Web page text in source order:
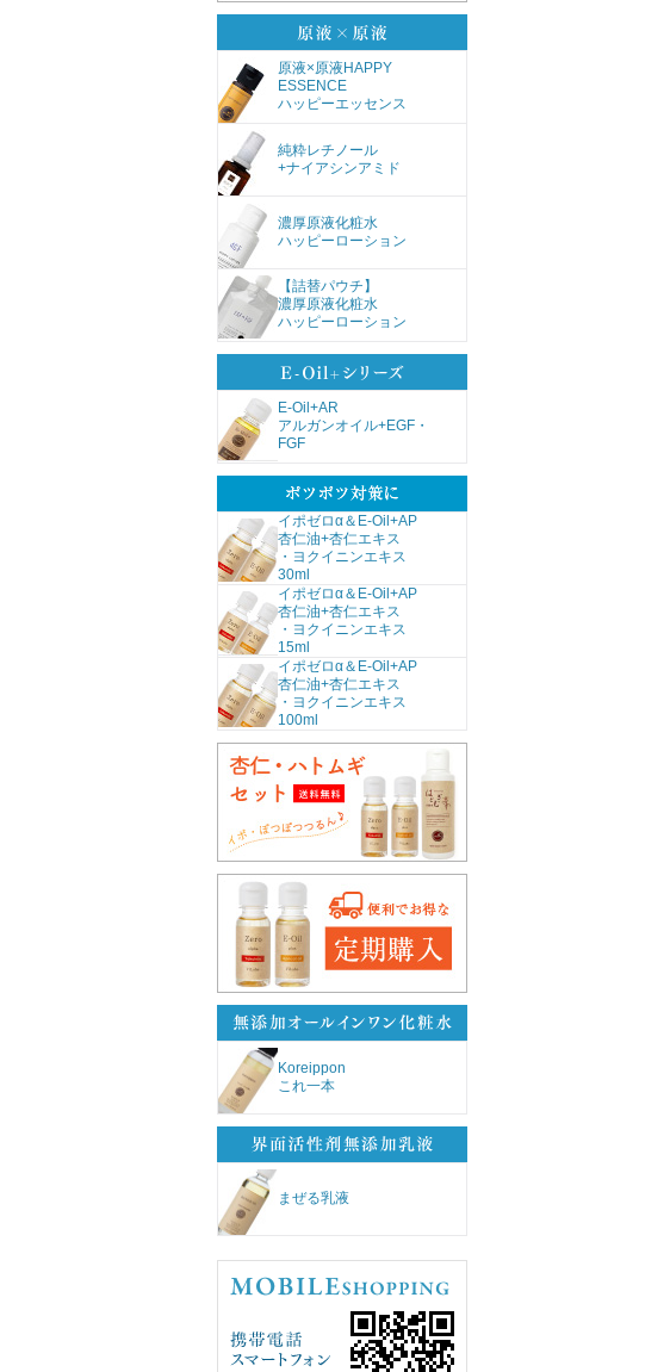
原液×原液HAPPY
ESSENCE
ハッピーエッセンス
純粋レチノール
+ナイアシンアミド
濃厚原液化粧水
ハッピーローション
【詰替パウチ】
濃厚原液化粧水
ハッピーローション
E-Oil+AR
アルガンオイル+EGF・
FGF
イポゼロα＆E-Oil+AP
杏仁油+杏仁エキス
・ヨクイニンエキス
30ml
イポゼロα＆E-Oil+AP
杏仁油+杏仁エキス
・ヨクイニンエキス
15ml
イポゼロα＆E-Oil+AP
杏仁油+杏仁エキス
・ヨクイニンエキス
100ml
Koreippon
これ一本
まぜる乳液